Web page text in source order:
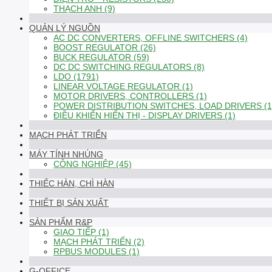
THẠCH ANH (9)
QUẢN LÝ NGUỒN
AC DC CONVERTERS, OFFLINE SWITCHERS (4)
BOOST REGULATOR (26)
BUCK REGULATOR (59)
DC DC SWITCHING REGULATORS (8)
LDO (1791)
LINEAR VOLTAGE REGULATOR (1)
MOTOR DRIVERS, CONTROLLERS (1)
POWER DISTRIBUTION SWITCHES, LOAD DRIVERS
ĐIỀU KHIỂN HIỂN THỊ - DISPLAY DRIVERS (1)
MẠCH PHÁT TRIỂN
MÁY TÍNH NHÚNG
CÔNG NGHIỆP (45)
THIẾC HÀN, CHÌ HÀN
THIẾT BỊ SẢN XUẤT
SẢN PHẨM R&P
GIAO TIẾP (1)
MẠCH PHÁT TRIỂN (2)
RPBUS MODULES (1)